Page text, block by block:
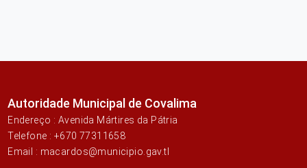
Autoridade Municipal de Covalima
Endereço : Avenida Mártires da Pátria
Telefone : +670 77311658
Email : macardos@municipio.gav.tl